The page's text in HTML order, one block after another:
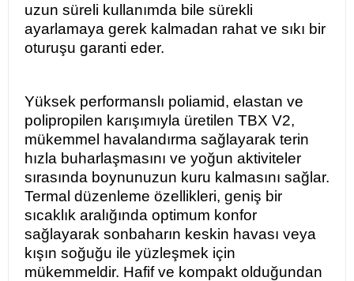
uzun süreli kullanımda bile sürekli
ayarlamaya gerek kalmadan rahat ve sıkı bir
oturuşu garanti eder.
Yüksek performanslı poliamid, elastan ve
polipropilen karışımıyla üretilen TBX V2,
mükemmel havalandırma sağlayarak terin
hızla buharlaşmasını ve yoğun aktiviteler
sırasında boynunuzun kuru kalmasını sağlar.
Termal düzenleme özellikleri, geniş bir
sıcaklık aralığında optimum konfor
sağlayarak sonbaharın keskin havası veya
kışın soğuğu ile yüzleşmek için
mükemmeldir. Hafif ve kompakt olduğundan